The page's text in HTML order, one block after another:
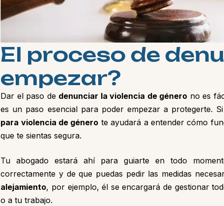
El proceso de denu
empezar?
Dar el paso de denunciar la violencia de género no es
es un paso esencial para poder empezar a protegerte.
para violencia de género te ayudará a entender cómo
que te sientas segura.
Tu abogado estará ahí para guiarte en todo
correctamente y de que puedas pedir las medidas
alejamiento, por ejemplo, él se encargará de gestionar
o a tu trabajo.